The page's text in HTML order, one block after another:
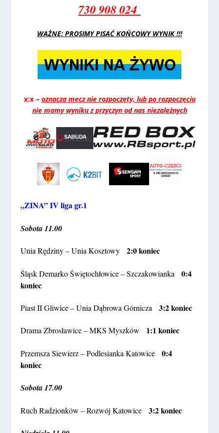
730 908 024
WAŻNE: PROSIMY PISAĆ KOŃCOWY WYNIK !!!
x:x – oznacza mecz nie rozpoczęty, lub po rozpoczęciu
nie mamy wyniku z przyczyn od nas niezależnych
„ZINA” IV liga gr.1
Sobota 11.00
Unia Rędziny – Unia Kosztowy2:0 koniec
Śląsk Demarko Świętochłowice – Szczakowianka0:4
koniec
Piast II Gliwice – Unia Dąbrowa Górnicza3:2 koniec
Drama Zbrosławice – MKS Myszków 1:1 koniec
Przemsza Siewierz – Podlesianka Katowice0:4
koniec
Sobota 17.00
Ruch Radzionków – Rozwój Katowice3:2 koniec